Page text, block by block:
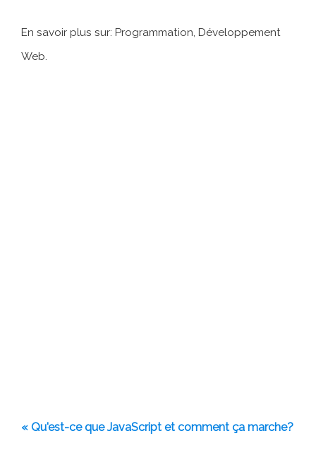
En savoir plus sur: Programmation, Développement
Web.
« Qu'est-ce que JavaScript et comment ça marche?